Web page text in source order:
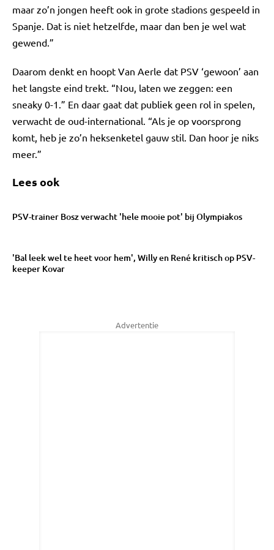
maar zo’n jongen heeft ook in grote stadions gespeeld in
Spanje. Dat is niet hetzelfde, maar dan ben je wel wat
gewend.”
Daarom denkt en hoopt Van Aerle dat PSV ‘gewoon’ aan
het langste eind trekt. “Nou, laten we zeggen: een
sneaky 0-1.” En daar gaat dat publiek geen rol in spelen,
verwacht de oud-international. “Als je op voorsprong
komt, heb je zo’n heksenketel gauw stil. Dan hoor je niks
meer.”
Lees ook
PSV-trainer Bosz verwacht 'hele mooie pot' bij Olympiakos
'Bal leek wel te heet voor hem', Willy en René kritisch op PSV-
keeper Kovar
Advertentie